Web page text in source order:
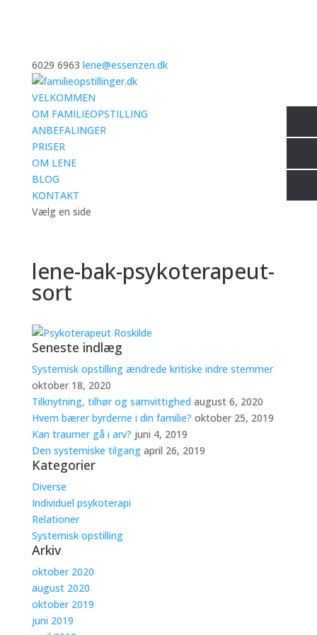
6029 6963 lene@essenzen.dk
VELKOMMEN
OM FAMILIEOPSTILLING
ANBEFALINGER
PRISER
OM LENE
BLOG
KONTAKT
Vælg en side
lene-bak-psykoterapeut-
sort
Seneste indlæg
Systemisk opstilling ændrede kritiske indre stemmer
oktober 18, 2020
Tilknytning, tilhør og samvittighed august 6, 2020
Hvem bærer byrderne i din familie? oktober 25, 2019
Kan traumer gå i arv? juni 4, 2019
Den systemiske tilgang april 26, 2019
Kategorier
Diverse
Individuel psykoterapi
Relationer
Systemisk opstilling
Arkiv
oktober 2020
august 2020
oktober 2019
juni 2019